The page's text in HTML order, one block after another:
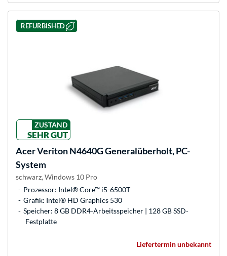
REFURBISHED
ZUSTAND
SEHR GUT
AcerVeriton N4640G Generalüberholt, PC-
System
schwarz, Windows 10 Pro
Prozessor: Intel® Core™ i5-6500T
Grafik: Intel® HD Graphics 530
Speicher: 8 GB DDR4-Arbeitsspeicher | 128 GB SSD-
Festplatte
Liefertermin unbekannt